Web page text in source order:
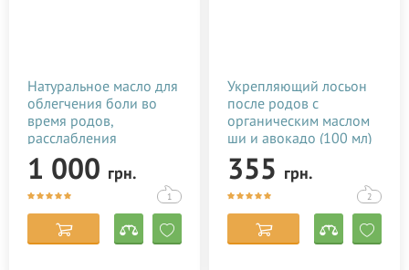
Натуральное масло для
облегчения боли во
время родов,
расслабления
роженицы Baby Teva
Babybo Oil 50 мл
1 000 грн.
1
Укрепляющий лосьон
после родов с
органическим маслом
ши и авокадо (100 мл)
355 грн.
2